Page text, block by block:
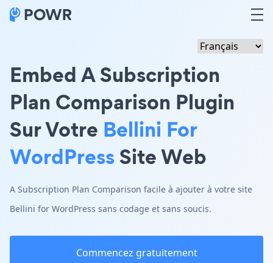
Embed A Subscription
Plan Comparison Plugin
Sur Votre Bellini For
WordPressSite Web
A Subscription Plan Comparison facile à ajouter à votre site
Bellini for WordPress sans codage et sans soucis.
Commencez gratuitement